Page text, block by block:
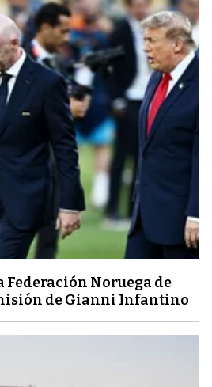
Federación Noruega de
de Gianni Infantino